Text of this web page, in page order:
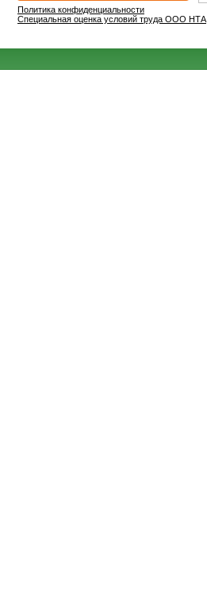
Политика конфиденциальности
Специальная оценка условий труда ООО НТА